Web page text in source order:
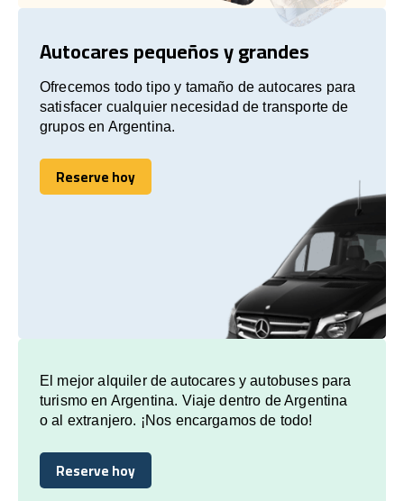
Autocares pequeños y grandes
Ofrecemos todo tipo y tamaño de autocares para
satisfacer cualquier necesidad de transporte de
grupos en Argentina.
Reserve hoy
Reserve hoy
El mejor alquiler de autocares y autobuses para
turismo en Argentina. Viaje dentro de Argentina
o al extranjero. ¡Nos encargamos de todo!
Reserve hoy
Reserve hoy